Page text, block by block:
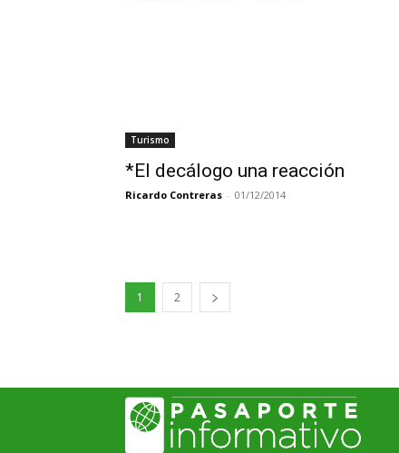
Turismo
*El decálogo una reacción
Ricardo Contreras - 01/12/2014
1 2